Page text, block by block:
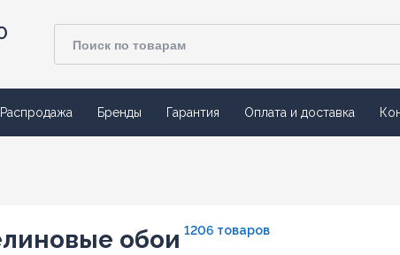
Распродажа Бренды Гарантия Оплата и доставка
обои 1206 товаров